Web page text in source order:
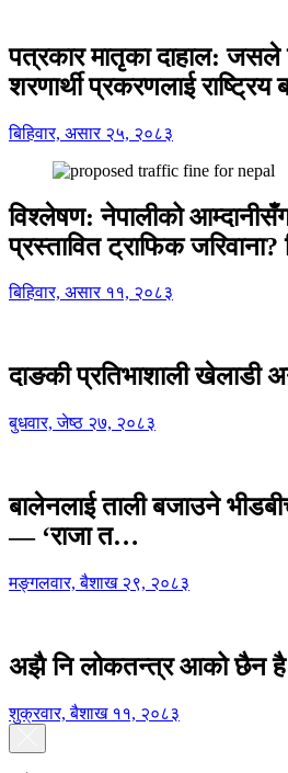
पत्रकार मातृका दाहाल: जसले
शरणार्थी प्रकरणलाई
बिहिवार, असार २५, २०८३
विश्लेषण: नेपालीको
प्रस्तावित ट्राफिक
बिहिवार, असार ११, २०८३
दाङकी प्रतिभाशाली खेलाडी
बुधवार, जेष्ठ २७, २०८३
बालेनलाई ताली बजाउने
— ‘राजा त…
मङ्गलवार, बैशाख २९, २०८३
अझै नि लोकतन्त्र आको छैन
शुक्रवार, बैशाख ११, २०८३